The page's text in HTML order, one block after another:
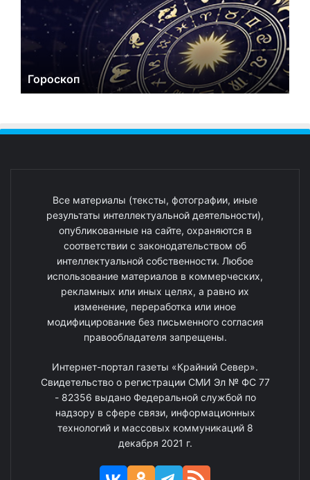
Гороскоп
Все материалы (тексты, фотографии, иные
результаты интеллектуальной деятельности),
опубликованные на сайте, охраняются в
соответствии с законодательством об
интеллектуальной собственности. Любое
использование материалов в коммерческих,
рекламных или иных целях, а равно их
изменение, переработка или иное
модифицирование без письменного согласия
правообладателя запрещены.
Интернет-портал газеты «Крайний Север».
Свидетельство о регистрации СМИ Эл № ФС 77
- 82356 выдано Федеральной службой по
надзору в сфере связи, информационных
технологий и массовых коммуникаций 8
декабря 2021 г.